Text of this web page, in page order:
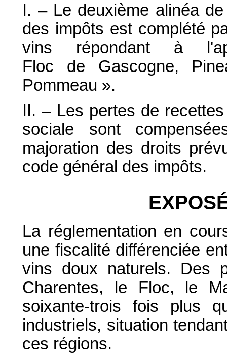
I. – Le deuxième alinéa
des impôts est complété
vins répondant à
Floc de Gascogne,
Pommeau ».
II. – Les pertes de
sociale sont
majoration des droits
code général des impôts.
La réglementation en
une fiscalité différenciée
vins doux naturels. Des
Charentes, le Floc, le
soixante-trois fois plus
industriels, situation
ces régions.